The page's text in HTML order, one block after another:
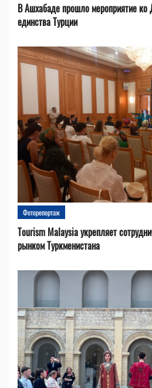
В Ашхабаде прошло мероприятие ко
единства Турции
Фоторепортаж
Tourism Malaysia укрепляет
рынком Туркменистана